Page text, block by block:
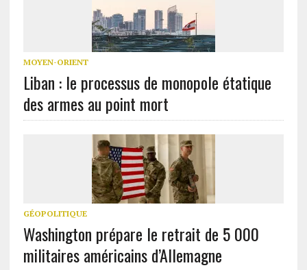
MOYEN-ORIENT
Liban : le processus de monopole étatique
des armes au point mort
GÉOPOLITIQUE
Washington prépare le retrait de 5 000
militaires américains d’Allemagne